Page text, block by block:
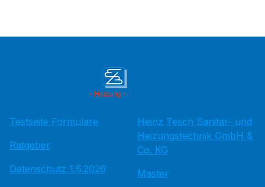
Testseite Formulare
Ratgeber
Datenschutz 1.6.2026
Heinz Tesch Sanitär- und
Heizungstechnik GmbH &
Co. KG
Master